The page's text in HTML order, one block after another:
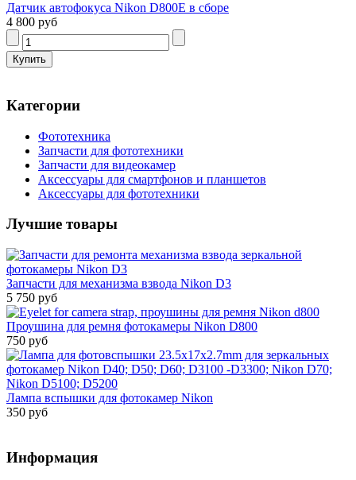
Датчик автофокуса Nikon D800E в сборе
4 800 руб
Категории
Фототехника
Запчасти для фототехники
Запчасти для видеокамер
Аксессуары для смартфонов и планшетов
Аксессуары для фототехники
Лучшие товары
Запчасти для механизма взвода Nikon D3
5 750 руб
Проушина для ремня фотокамеры Nikon D800
750 руб
Лампа вспышки для фотокамер Nikon
350 руб
Информация